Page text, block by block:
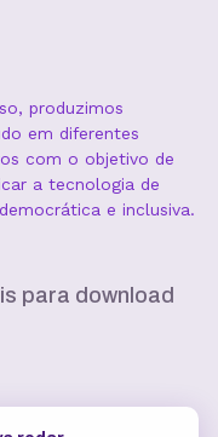
produzimos
em diferentes
com o objetivo de
a tecnologia de
e inclusiva.
para download